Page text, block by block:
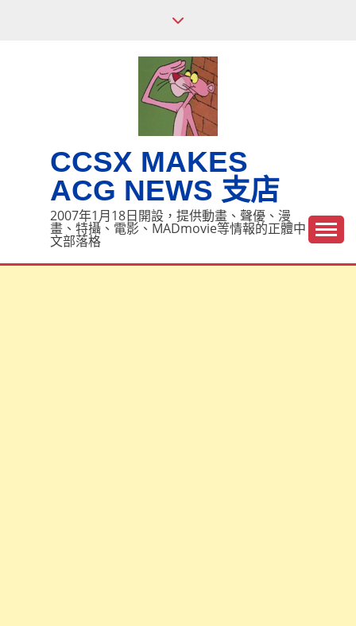
CCSX MAKES
ACG NEWS 支店
2007年1月18日開設，提供動畫、聲優、漫
畫、特攝、電影、MADmovie等情報的正體中
文部落格